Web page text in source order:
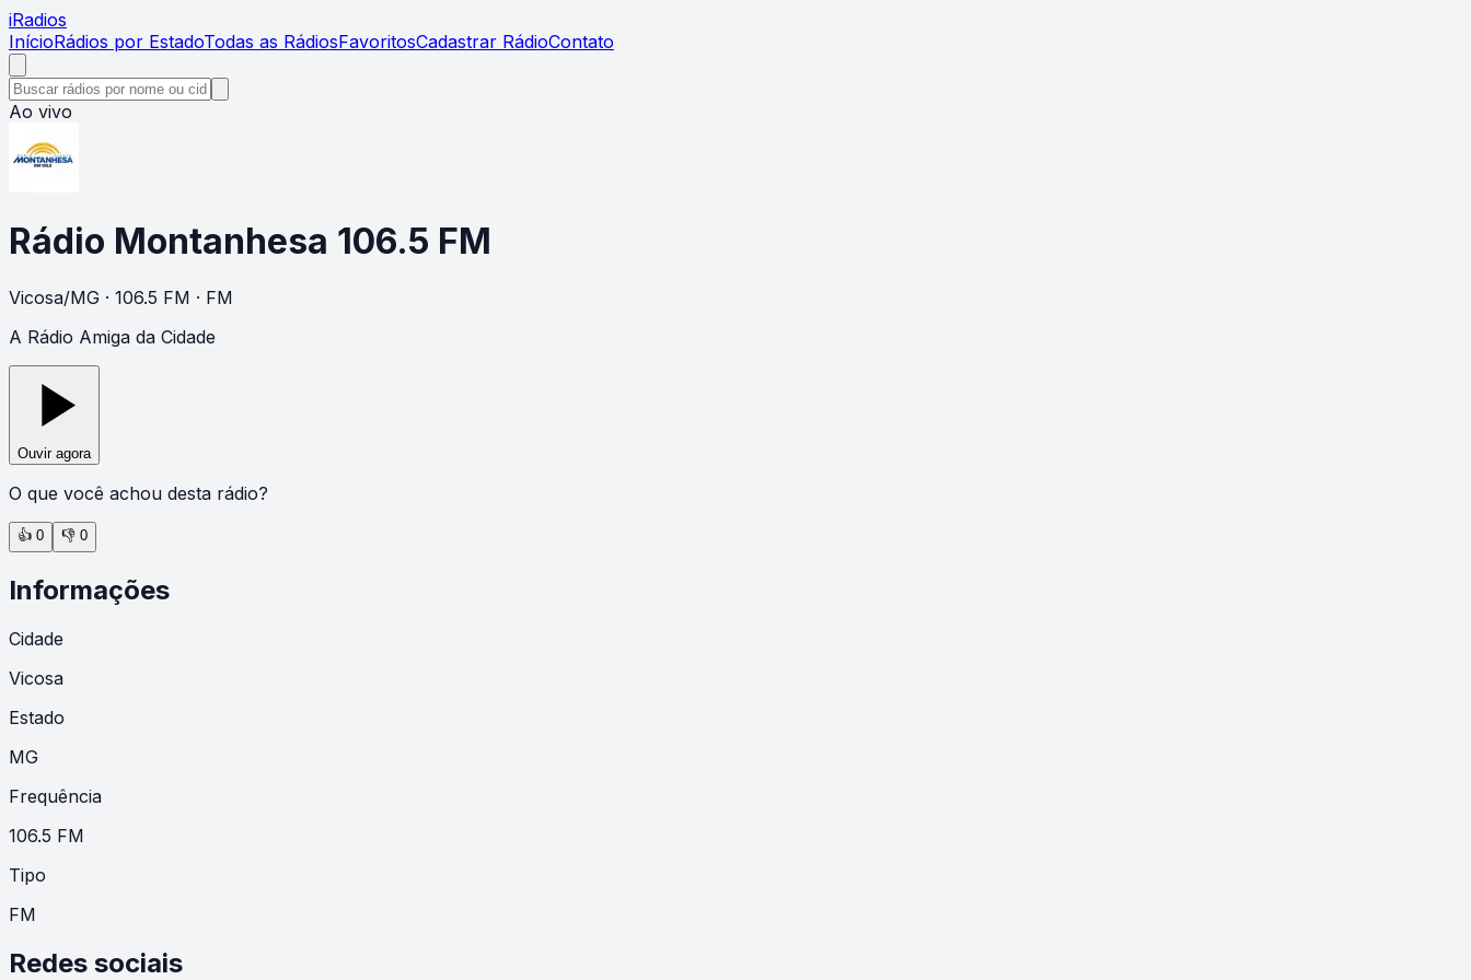
iRadios
InícioRádios por EstadoTodas as RádiosFavoritosCadastrar RádioContato
Ao vivo
Rádio Montanhesa 106.5 FM
Vicosa/MG · 106.5 FM · FM
A Rádio Amiga da Cidade
Ouvir agora
O que você achou desta rádio?
👍 0 👎 0
Informações
Cidade
Vicosa
Estado
MG
Frequência
106.5 FM
Tipo
FM
Redes sociais